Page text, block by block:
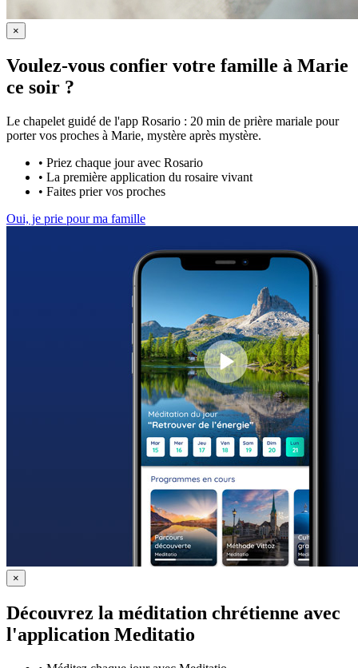
×
Voulez-vous confier votre famille à Marie
ce soir ?
Le chapelet guidé de l'app Rosario : 20 min de prière mariale pour
porter vos proches à Marie, mystère après mystère.
• Priez chaque jour avec Rosario
• La première application du rosaire vivant
• Faites prier vos proches
Oui, je prie pour ma famille
×
Découvrez la méditation chrétienne avec
l'application Meditatio